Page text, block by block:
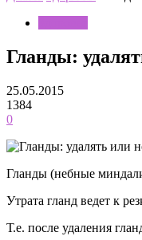
Гланды:
25.05.2015
1384
0
Гланды (небные
Утрата гланд ведет к
Т.е. после удаления